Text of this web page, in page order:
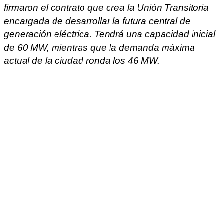
firmaron el contrato que crea la Unión Transitoria
encargada de desarrollar la futura central de
generación eléctrica. Tendrá una capacidad inicial
de 60 MW, mientras que la demanda máxima
actual de la ciudad ronda los 46 MW.